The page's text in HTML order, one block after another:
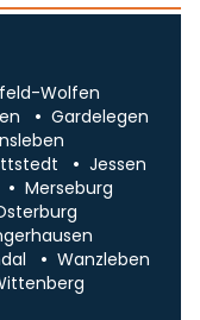
Wolfen
Gardelegen
Jessen
Merseburg
Wanzleben